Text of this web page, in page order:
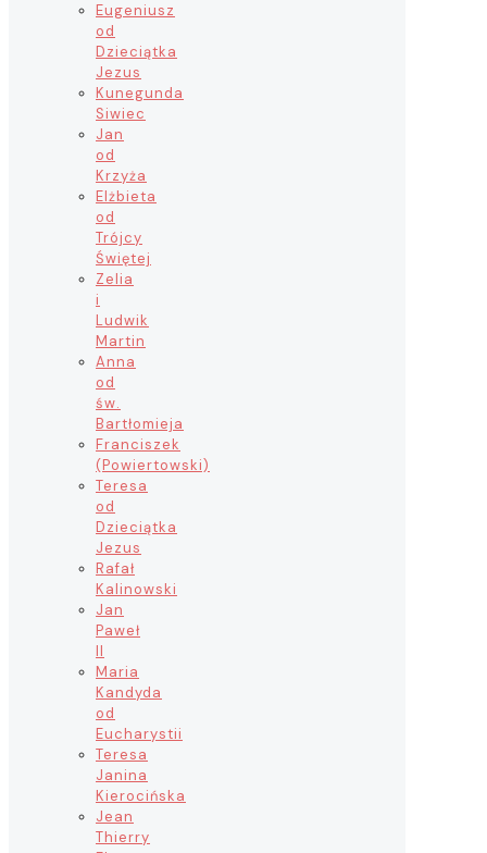
Eugeniusz
od
Dzieciątka
Jezus
Kunegunda
Siwiec
Jan
od
Krzyża
Elżbieta
od
Trójcy
Świętej
Zelia
i
Ludwik
Martin
Anna
od
św.
Bartłomieja
Franciszek
(Powiertowski)
Teresa
od
Dzieciątka
Jezus
Rafał
Kalinowski
Jan
Paweł
II
Maria
Kandyda
od
Eucharystii
Teresa
Janina
Kierocińska
Jean
Thierry